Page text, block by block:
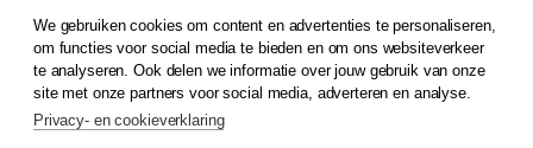
© 2026Koninklijke Boom uitgevers
Klantenservice
Service & informatie
Contact
We gebruiken cookies om content en advertenties te personaliseren,
om functies voor social media te bieden en om ons websiteverkeer
te analyseren. Ook delen we informatie over jouw gebruik van onze
site met onze partners voor social media, adverteren en analyse.
Privacy- en cookieverklaring